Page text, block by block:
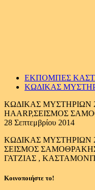
ΕΚΠΟΜΠΕΣ
ΚΩΔΙΚΑΣ
ΚΩΔΙΚΑΣ ΜΥΣΤΗΡΙΩΝ
ΗΑARP,ΣΕΙΣΜΟΣ
28 Σεπτεμβρίου 2014
ΚΩΔΙΚΑΣ ΜΥΣΤΗΡΙΩΝ
ΣΕΙΣΜΟΣ
ΓΑΤΖΙΑΣ ,
Κοινοποιήστε το!